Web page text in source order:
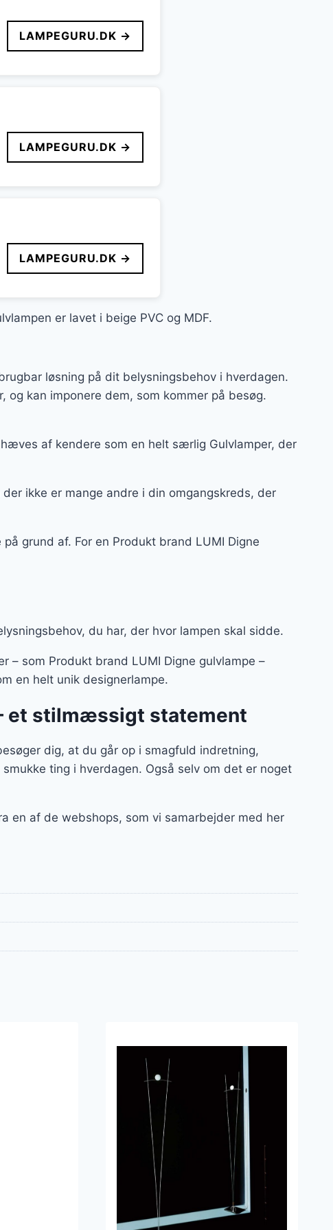
LAMPEGURU.DK →
LAMPEGURU.DK →
LAMPEGURU.DK →
er lavet i beige PVC og MDF.
løsning på dit belysningsbehov i hverdagen.
kan imponere dem, som kommer på besøg.
af kendere som en helt særlig Gulvlamper, der
ikke er mange andre i din omgangskreds, der
grund af. For en Produkt brand LUMI Digne
du har, der hvor lampen skal sidde.
– som Produkt brand LUMI Digne gulvlampe –
en helt unik designerlampe.
et stilmæssigt statement
dig, at du går op i smagfuld indretning,
ting i hverdagen. Også selv om det er noget
en af de webshops, som vi samarbejder med her